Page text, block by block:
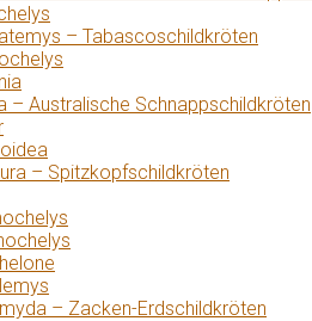
– Tabascoschildkröten
– Australische Schnappschildkröten
– Spitzkopfschildkröten
– Zacken-Erdschildkröten